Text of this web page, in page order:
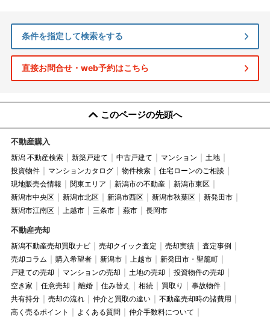
条件を指定して検索をする
直接お問合せ・web予約はこちら
このページの先頭へ
不動産購入
新潟 不動産検索 新築戸建て 中古戸建て マンション
土地
投資物件
マンションカタログ 物件検索
住宅ローンのご相談
現地販売会情報
関東エリア 新潟市の不動産
新潟市東区
新潟市中央区
新潟市北区 新潟市西区 新潟市秋葉区
新発田市
新潟市江南区
上越市 三条市 燕市 長岡市
不動産売却
新潟不動産売却買取ナビ 売却クイック査定 売却実績
査定事例
売却コラム
購入希望者 新潟市 上越市
新発田市・聖籠町
戸建ての売却
マンションの売却 土地の売却
投資物件の売却
空き家
任意売却 離婚 住み替え 相続 買取り
事故物件
共有持分
売却の流れ 仲介と買取の違い
不動産売却時の諸費用
高く売るポイント
よくある質問
仲介手数料について